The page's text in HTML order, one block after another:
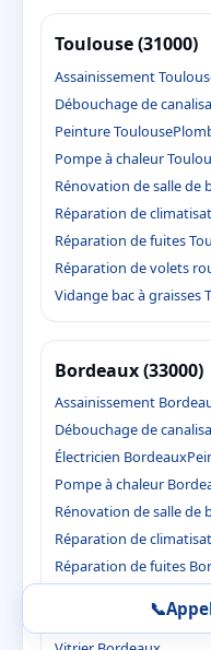
Toulouse (31000)
Assainissement
Débouchage de
Peinture Toulouse
Pompe à chaleur
Rénovation de salle de
Réparation de
Réparation de fuites
Réparation de volets
Vidange bac à graisses
Bordeaux (33000)
Assainissement
Débouchage de
Électricien Bordeaux
Pompe à chaleur
Rénovation de salle de
Réparation de
Réparation de fuites
Serrurier Bordeaux
📞